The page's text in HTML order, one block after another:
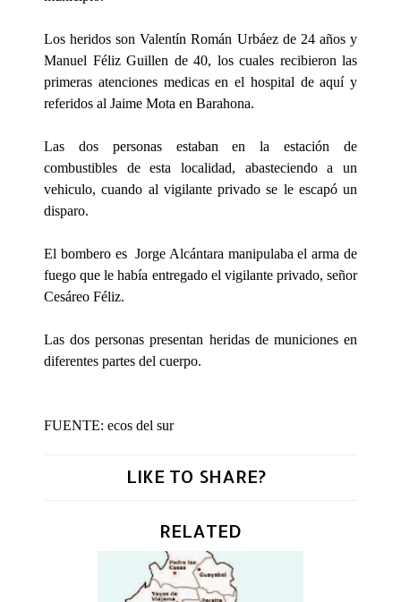
Los heridos son Valentín Román Urbáez de 24 años y
Manuel Féliz Guillen de 40, los cuales recibieron las
primeras atenciones medicas en el hospital de aquí y
referidos al Jaime Mota en Barahona.
Las dos personas estaban en la estación de
combustibles de esta localidad, abasteciendo a un
vehiculo, cuando al vigilante privado se le escapó un
disparo.
El bombero es Jorge Alcántara manipulaba el arma de
fuego que le había entregado el vigilante privado, señor
Cesáreo Féliz.
Las dos personas presentan heridas de municiones en
diferentes partes del cuerpo.
FUENTE: ecos del sur
LIKE TO SHARE?
RELATED